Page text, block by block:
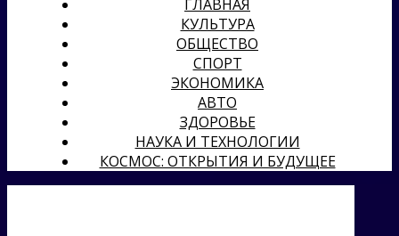
ГЛАВНАЯ
КУЛЬТУРА
ОБЩЕСТВО
СПОРТ
ЭКОНОМИКА
АВТО
ЗДОРОВЬЕ
НАУКА И ТЕХНОЛОГИИ
КОСМОС: ОТКРЫТИЯ И БУДУЩЕЕ